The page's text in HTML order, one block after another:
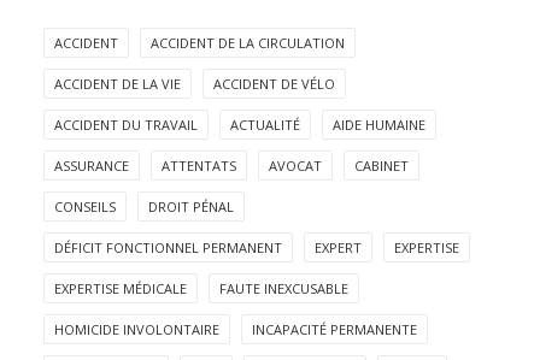
ACCIDENT ACCIDENT DE LA CIRCULATION
ACCIDENT DE LA VIE ACCIDENT DE VÉLO
ACCIDENT DU TRAVAIL ACTUALITÉ AIDE HUMAINE
ASSURANCE ATTENTATS AVOCAT CABINET
CONSEILS DROIT PÉNAL
DÉFICIT FONCTIONNEL PERMANENT EXPERT EXPERTISE
EXPERTISE MÉDICALE FAUTE INEXCUSABLE
HOMICIDE INVOLONTAIRE INCAPACITÉ PERMANENTE